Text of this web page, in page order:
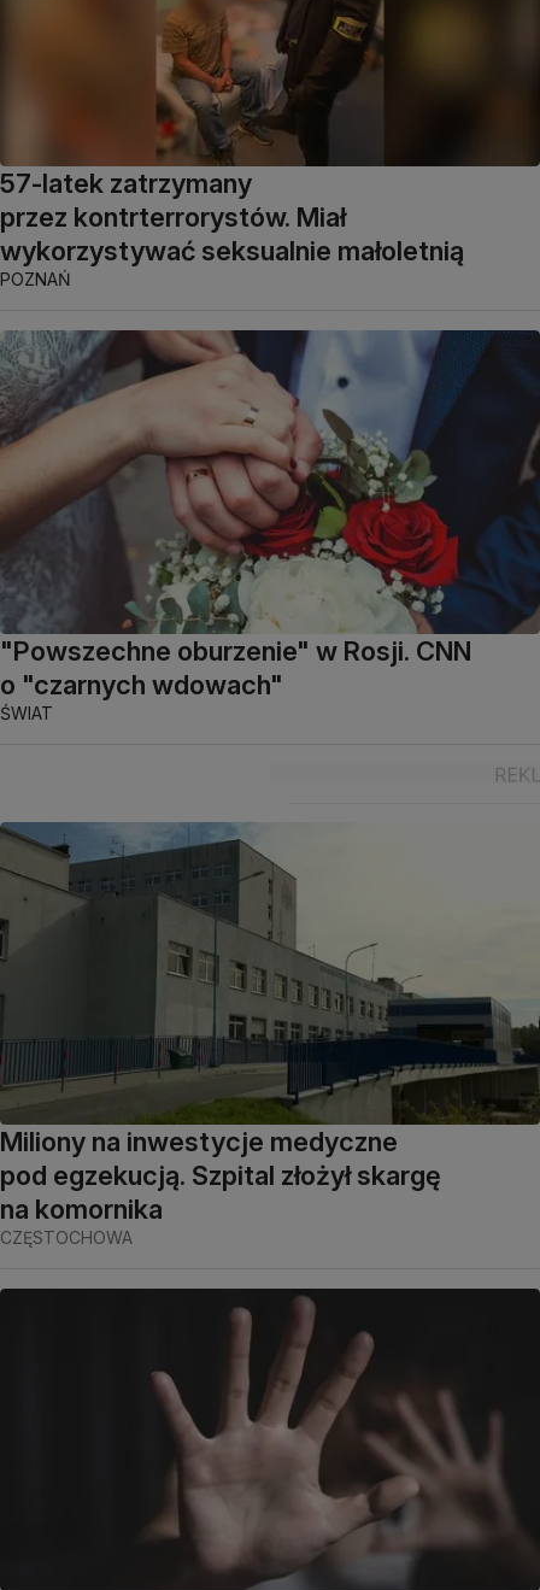
57-latek zatrzymany
przez kontrterrorystów. Miał
wykorzystywać seksualnie małoletnią
POZNAŃ
"Powszechne oburzenie" w Rosji. CNN
o "czarnych wdowach"
ŚWIAT
Miliony na inwestycje medyczne
pod egzekucją. Szpital złożył skargę
na komornika
CZĘSTOCHOWA